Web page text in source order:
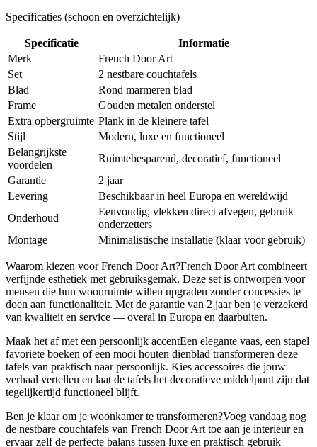
Specificaties (schoon en overzichtelijk)
Specificatie
Informatie
Merk
French Door Art
Set
2 nestbare couchtafels
Blad
Rond marmeren blad
Frame
Gouden metalen onderstel
Extra opbergruimte Plank in de kleinere tafel
Stijl
Modern, luxe en functioneel
Belangrijkste
voordelen
Ruimtebesparend, decoratief, functioneel
Garantie
2 jaar
Levering
Beschikbaar in heel Europa en wereldwijd
Onderhoud
Eenvoudig; vlekken direct afvegen, gebruik
onderzetters
Montage
Minimalistische installatie (klaar voor gebruik)
Waarom kiezen voor French Door Art?French Door Art combineert
verfijnde esthetiek met gebruiksgemak. Deze set is ontworpen voor
mensen die hun woonruimte willen upgraden zonder concessies te
doen aan functionaliteit. Met de garantie van 2 jaar ben je verzekerd
van kwaliteit en service — overal in Europa en daarbuiten.
Maak het af met een persoonlijk accentEen elegante vaas, een stapel
favoriete boeken of een mooi houten dienblad transformeren deze
tafels van praktisch naar persoonlijk. Kies accessoires die jouw
verhaal vertellen en laat de tafels het decoratieve middelpunt zijn dat
tegelijkertijd functioneel blijft.
Ben je klaar om je woonkamer te transformeren?Voeg vandaag nog
de nestbare couchtafels van French Door Art toe aan je interieur en
ervaar zelf de perfecte balans tussen luxe en praktisch gebruik —